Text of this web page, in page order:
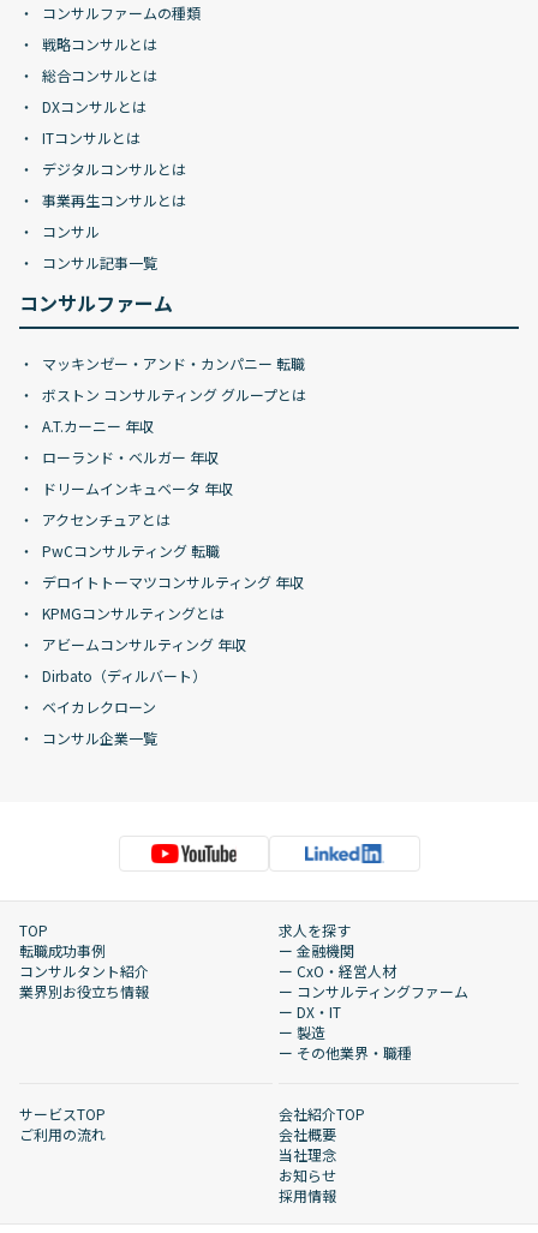
コンサルファームの種類
戦略コンサルとは
総合コンサルとは
DXコンサルとは
ITコンサルとは
デジタルコンサルとは
事業再生コンサルとは
コンサル
コンサル記事一覧
コンサルファーム
マッキンゼー・アンド・カンパニー 転職
ボストン コンサルティング グループとは
A.T.カーニー 年収
ローランド・ベルガー 年収
ドリームインキュベータ 年収
アクセンチュアとは
PwCコンサルティング 転職
デロイトトーマツコンサルティング 年収
KPMGコンサルティングとは
アビームコンサルティング 年収
Dirbato（ディルバート）
ベイカレクローン
コンサル企業一覧
TOP
転職成功事例
コンサルタント紹介
業界別お役立ち情報
求人を探す
ー 金融機関
ー CxO・経営人材
ー コンサルティングファーム
ー DX・IT
ー 製造
ー その他業界・職種
サービスTOP
ご利用の流れ
会社紹介TOP
会社概要
当社理念
お知らせ
採用情報